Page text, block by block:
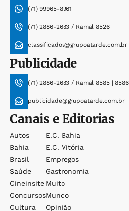
(71) 99965-8961
(71) 2886-2683 / Ramal 8526
classificados@grupoatarde.com.br
Publicidade
(71) 2886-2683 / Ramal 8585 | 8586
publicidade@grupoatarde.com.br
Canais e Editorias
Autos
Bahia
Brasil
Saúde
Cineinsite
Concursos
Cultura
E.c. Bahia
E.c. Vitória
Empregos
Gastronomia
Muito
Mundo
Opinião